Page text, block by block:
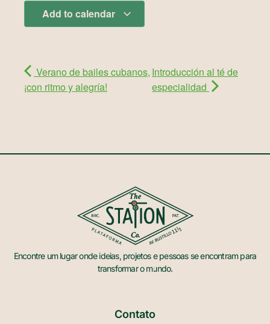
Add to calendar
Verano de bailes cubanos,
¡con ritmo y alegría!
Introducción al té de
especialidad
Encontre um lugar onde ideias, projetos e pessoas se encontram para
transformar o mundo.
Contato